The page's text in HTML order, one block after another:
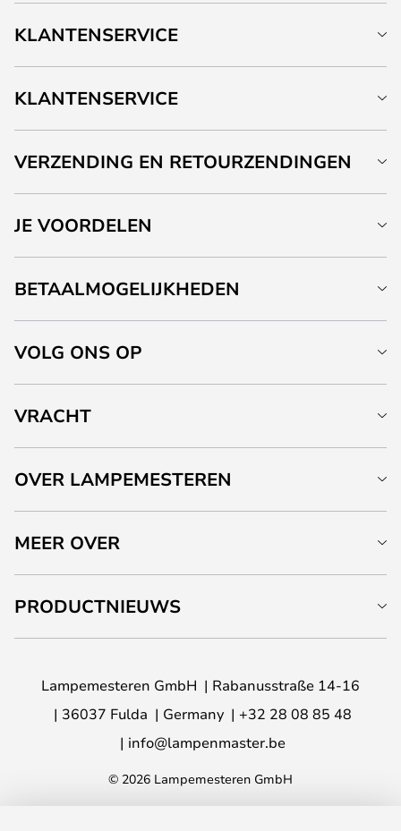
KLANTENSERVICE
KLANTENSERVICE
VERZENDING EN RETOURZENDINGEN
JE VOORDELEN
BETAALMOGELIJKHEDEN
VOLG ONS OP
VRACHT
OVER LAMPEMESTEREN
MEER OVER
PRODUCTNIEUWS
Lampemesteren GmbH
Rabanusstraße 14-16
36037 Fulda
Germany
+32 28 08 85 48
info@lampenmaster.be
© 2026 Lampemesteren GmbH